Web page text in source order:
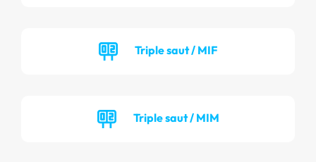
Triple saut / MIF
Triple saut / MIM